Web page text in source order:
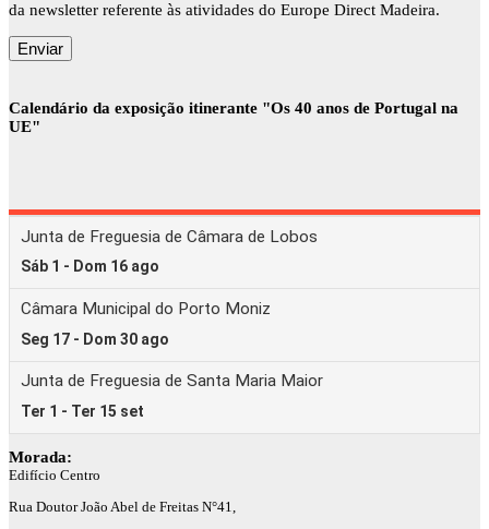
da newsletter referente às atividades do Europe Direct Madeira.
Calendário da exposição itinerante "Os 40 anos de Portugal na
UE"
Morada:
Edifício Centro
Rua Doutor João Abel de Freitas N°41,